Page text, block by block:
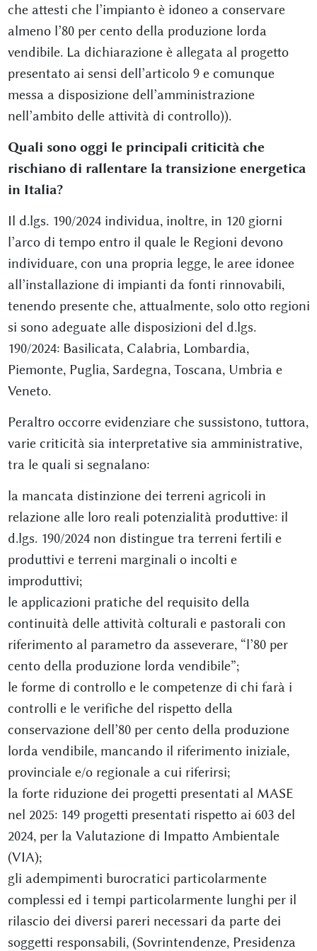
che attesti che l’impianto è idoneo a conservare
almeno l’80 per cento della produzione lorda
vendibile. La dichiarazione è allegata al progetto
presentato ai sensi dell’articolo 9 e comunque
messa a disposizione dell’amministrazione
nell’ambito delle attività di controllo)).
Quali sono oggi le principali criticità che
rischiano di rallentare la transizione energetica
in Italia?
Il d.lgs. 190/2024 individua, inoltre, in 120 giorni
l’arco di tempo entro il quale le Regioni devono
individuare, con una propria legge, le aree idonee
all’installazione di impianti da fonti rinnovabili,
tenendo presente che, attualmente, solo otto regioni
si sono adeguate alle disposizioni del d.lgs.
190/2024: Basilicata, Calabria, Lombardia,
Piemonte, Puglia, Sardegna, Toscana, Umbria e
Veneto.
Peraltro occorre evidenziare che sussistono, tuttora,
varie criticità sia interpretative sia amministrative,
tra le quali si segnalano:
la mancata distinzione dei terreni agricoli in
relazione alle loro reali potenzialità produttive: il
d.lgs. 190/2024 non distingue tra terreni fertili e
produttivi e terreni marginali o incolti e
improduttivi;
le applicazioni pratiche del requisito della
continuità delle attività colturali e pastorali con
riferimento al parametro da asseverare, “l’80 per
cento della produzione lorda vendibile”;
le forme di controllo e le competenze di chi farà i
controlli e le verifiche del rispetto della
conservazione dell’80 per cento della produzione
lorda vendibile, mancando il riferimento iniziale,
provinciale e/o regionale a cui riferirsi;
la forte riduzione dei progetti presentati al MASE
nel 2025: 149 progetti presentati rispetto ai 603 del
2024, per la Valutazione di Impatto Ambientale
(VIA);
gli adempimenti burocratici particolarmente
complessi ed i tempi particolarmente lunghi per il
rilascio dei diversi pareri necessari da parte dei
soggetti responsabili, (Sovrintendenze, Presidenza